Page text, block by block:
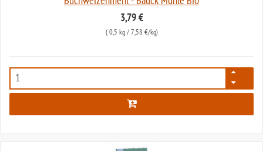
3,79 €
( 0,5 kg/ 7,58 €/kg)
106